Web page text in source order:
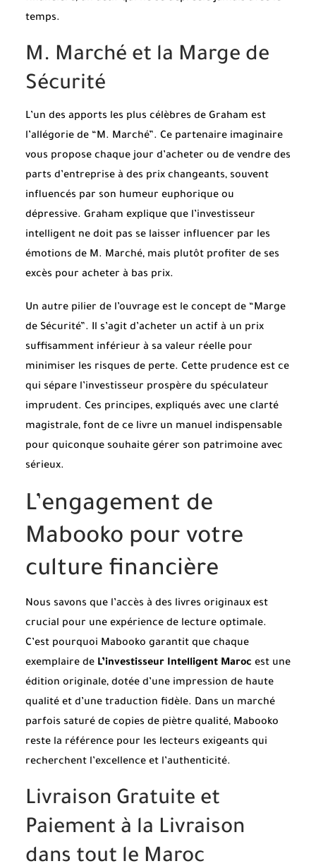
temps.
M. Marché et la Marge de
Sécurité
L’un des apports les plus célèbres de Graham est
l’allégorie de “M. Marché”. Ce partenaire imaginaire
vous propose chaque jour d’acheter ou de vendre des
parts d’entreprise à des prix changeants, souvent
influencés par son humeur euphorique ou
dépressive. Graham explique que l’investisseur
intelligent ne doit pas se laisser influencer par les
émotions de M. Marché, mais plutôt profiter de ses
excès pour acheter à bas prix.
Un autre pilier de l’ouvrage est le concept de “Marge
de Sécurité”. Il s’agit d’acheter un actif à un prix
suffisamment inférieur à sa valeur réelle pour
minimiser les risques de perte. Cette prudence est ce
qui sépare l’investisseur prospère du spéculateur
imprudent. Ces principes, expliqués avec une clarté
magistrale, font de ce livre un manuel indispensable
pour quiconque souhaite gérer son patrimoine avec
sérieux.
L’engagement de
Mabooko pour votre
culture financière
Nous savons que l’accès à des livres originaux est
crucial pour une expérience de lecture optimale.
C’est pourquoi Mabooko garantit que chaque
exemplaire de L’investisseur Intelligent Maroc est une
édition originale, dotée d’une impression de haute
qualité et d’une traduction fidèle. Dans un marché
parfois saturé de copies de piètre qualité, Mabooko
reste la référence pour les lecteurs exigeants qui
recherchent l’excellence et l’authenticité.
Livraison Gratuite et
Paiement à la Livraison
dans tout le Maroc